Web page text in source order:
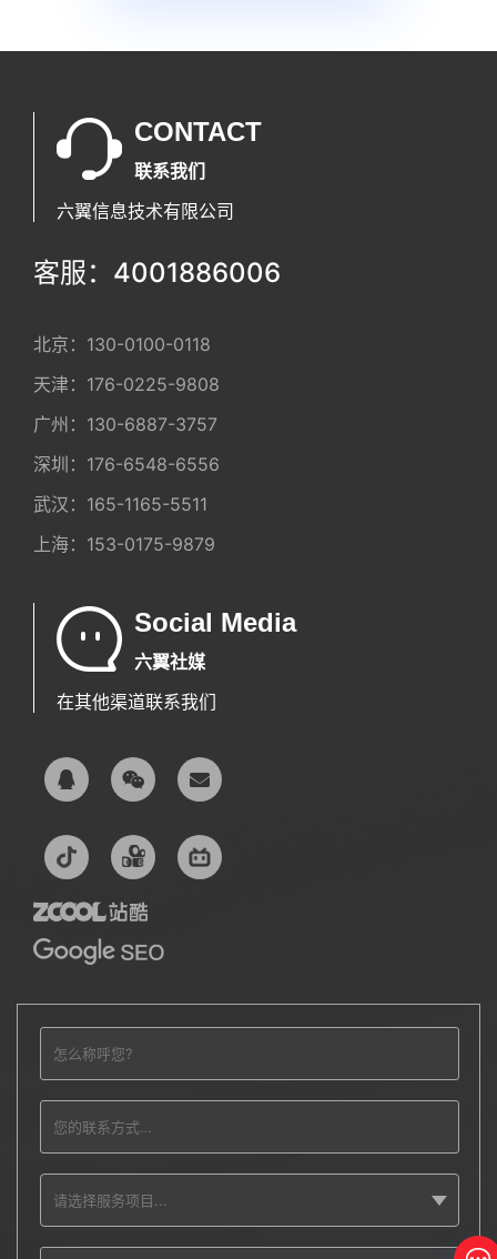
CONTACT
联系我们
六翼信息技术有限公司
客服：4001886006
北京： 130-0100-0118
天津： 176-0225-9808
广州： 130-6887-3757
深圳： 176-6548-6556
武汉： 165-1165-5511
上海： 153-0175-9879
Social Media
六翼社媒
在其他渠道联系我们